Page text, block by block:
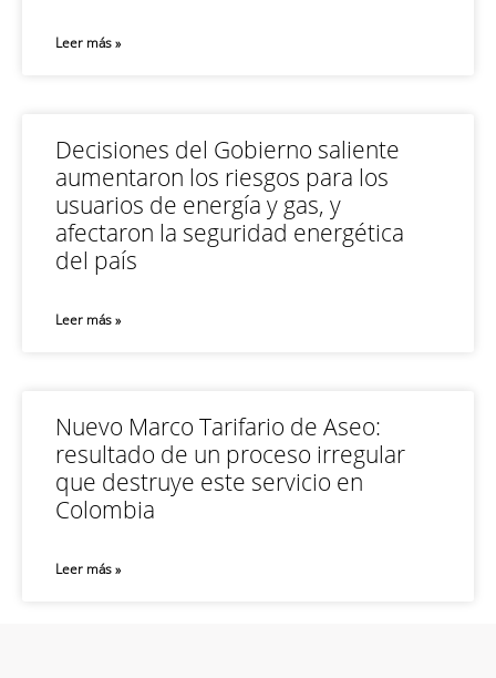
Leer más »
Decisiones del Gobierno saliente
aumentaron los riesgos para los
usuarios de energía y gas, y
afectaron la seguridad energética
del país
Leer más »
Nuevo Marco Tarifario de Aseo:
resultado de un proceso irregular
que destruye este servicio en
Colombia
Leer más »